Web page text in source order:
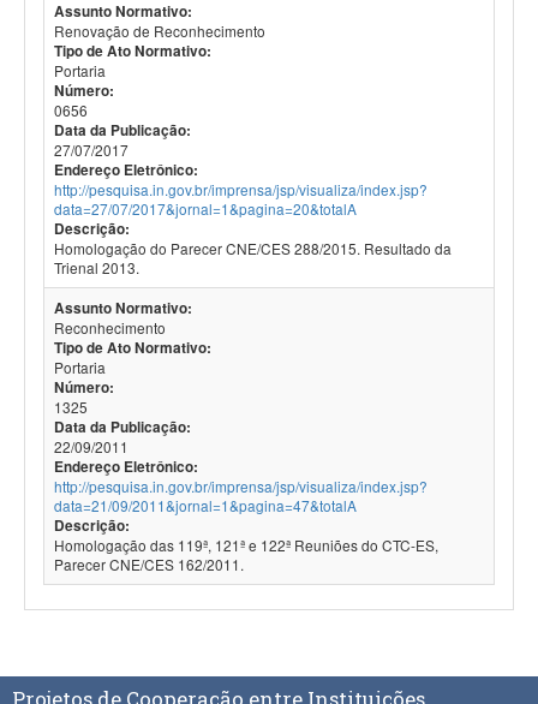
Assunto Normativo:
Renovação de Reconhecimento
Tipo de Ato Normativo:
Portaria
Número:
0656
Data da Publicação:
27/07/2017
Endereço Eletrônico:
http://pesquisa.in.gov.br/imprensa/jsp/visualiza/index.jsp?
data=27/07/2017&jornal=1&pagina=20&totalA
Descrição:
Homologação do Parecer CNE/CES 288/2015. Resultado da
Trienal 2013.
Assunto Normativo:
Reconhecimento
Tipo de Ato Normativo:
Portaria
Número:
1325
Data da Publicação:
22/09/2011
Endereço Eletrônico:
http://pesquisa.in.gov.br/imprensa/jsp/visualiza/index.jsp?
data=21/09/2011&jornal=1&pagina=47&totalA
Descrição:
Homologação das 119ª, 121ª e 122ª Reuniões do CTC-ES,
Parecer CNE/CES 162/2011.